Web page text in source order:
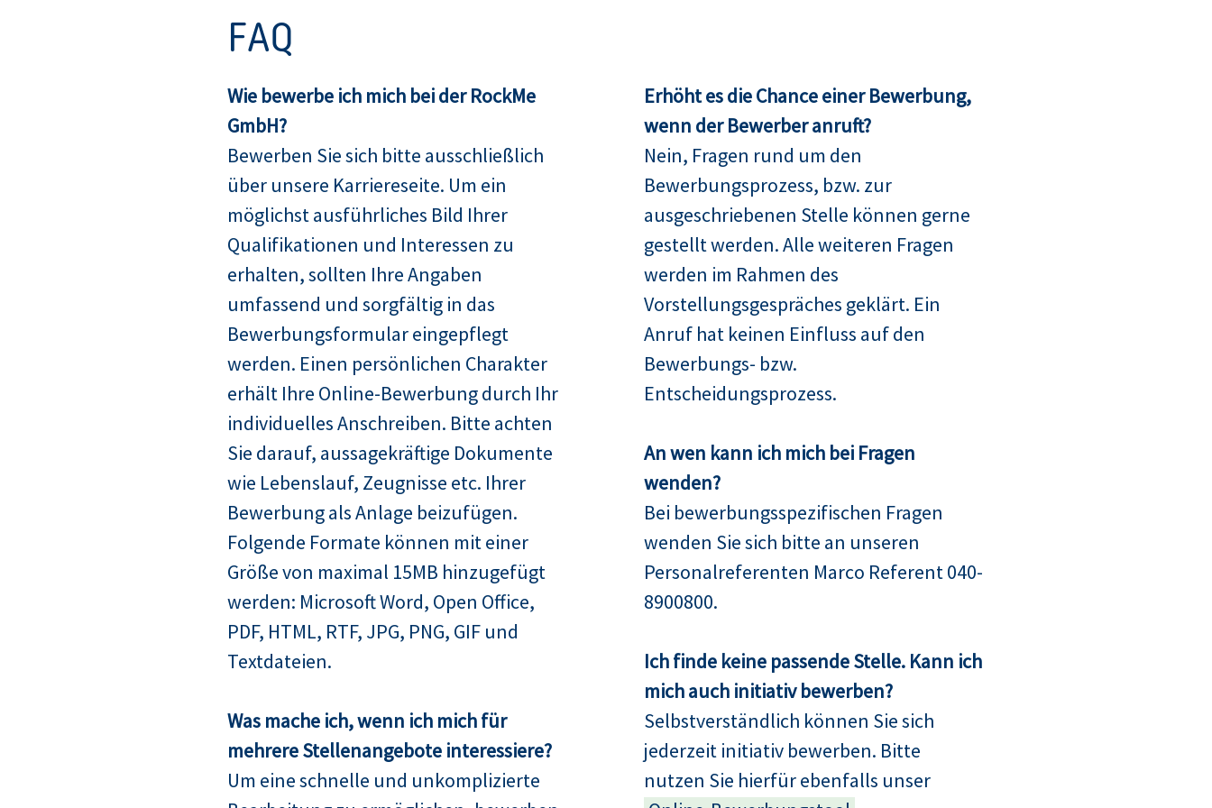
FAQ
Wie bewerbe ich mich bei der RockMe
GmbH?
Bewerben Sie sich bitte ausschließlich
über unsere Karriereseite. Um ein
möglichst ausführliches Bild Ihrer
Qualifikationen und Interessen zu
erhalten, sollten Ihre Angaben
umfassend und sorgfältig in das
Bewerbungsformular eingepflegt
werden. Einen persönlichen Charakter
erhält Ihre Online-Bewerbung durch Ihr
individuelles Anschreiben. Bitte achten
Sie darauf, aussagekräftige Dokumente
wie Lebenslauf, Zeugnisse etc. Ihrer
Bewerbung als Anlage beizufügen.
Folgende Formate können mit einer
Größe von maximal 15MB hinzugefügt
werden: Microsoft Word, Open Office,
PDF, HTML, RTF, JPG, PNG, GIF und
Textdateien.
Was mache ich, wenn ich mich für
mehrere Stellenangebote interessiere?
Um eine schnelle und unkomplizierte
Erhöht es die Chance einer Bewerbung,
wenn der Bewerber anruft?
Nein, Fragen rund um den
Bewerbungsprozess, bzw. zur
ausgeschriebenen Stelle können gerne
gestellt werden. Alle weiteren Fragen
werden im Rahmen des
Vorstellungsgespräches geklärt. Ein
Anruf hat keinen Einfluss auf den
Bewerbungs- bzw.
Entscheidungsprozess.
An wen kann ich mich bei Fragen
wenden?
Bei bewerbungsspezifischen Fragen
wenden Sie sich bitte an unseren
Personalreferenten Marco Referent 040-
8900800.
Ich finde keine passende Stelle. Kann ich
mich auch initiativ bewerben?
Selbstverständlich können Sie sich
jederzeit initiativ bewerben. Bitte
nutzen Sie hierfür ebenfalls unser